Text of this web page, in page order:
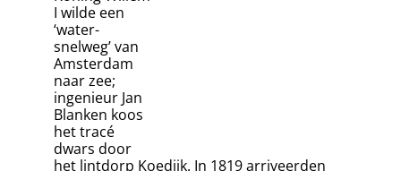
I wilde een
‘water-
snelweg’ van
Amsterdam
naar zee;
ingenieur Jan
Blanken koos
het tracé
dwars door
het lintdorp Koedijk. In 1819 arriveerden